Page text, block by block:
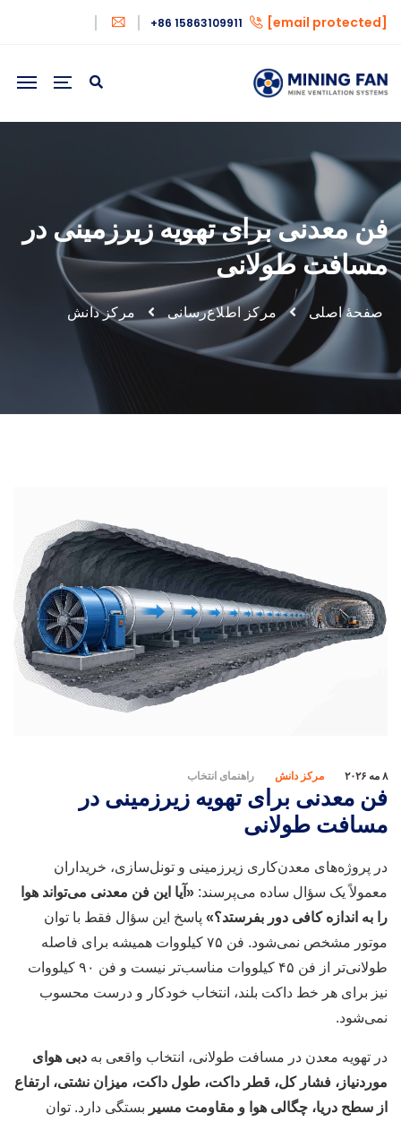
[email protected]
+86 15863109911
فن معدنی برای تهویه زیرزمینی در
مسافت طولانی
صفحهٔ اصلی مرکز اطلاع‌رسانی مرکز دانش
۸ مه ۲۰۲۶ مرکز دانش راهنمای انتخاب
فن معدنی برای تهویه زیرزمینی در
مسافت طولانی
در پروژه‌های معدن‌کاری زیرزمینی و تونل‌سازی، خریداران
معمولاً یک سؤال ساده می‌پرسند: «آیا این فن معدنی می‌تواند هوا
را به اندازه کافی دور بفرستد؟» پاسخ این سؤال فقط با توان
موتور مشخص نمی‌شود. فن ۷۵ کیلووات همیشه برای فاصله
طولانی‌تر از فن ۴۵ کیلووات مناسب‌تر نیست و فن ۹۰ کیلووات
نیز برای هر خط داکت بلند، انتخاب خودکار و درست محسوب
نمی‌شود.
در تهویه معدن در مسافت طولانی، انتخاب واقعی به دبی هوای
موردنیاز، فشار کل، قطر داکت، طول داکت، میزان نشتی، ارتفاع
از سطح دریا، چگالی هوا و مقاومت مسیر بستگی دارد. توان